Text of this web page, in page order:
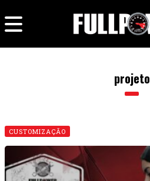
projeto
CUSTOMIZAÇÃO